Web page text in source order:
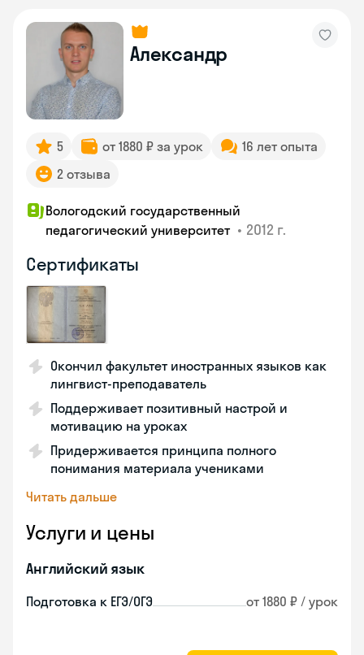
Александр
5 от 1880 ₽ за урок
16 лет опыта
2 отзыва
Вологодский государственный
педагогический университет • 2012 г.
Сертификаты
Окончил факультет иностранных языков как
лингвист-преподаватель
Поддерживает позитивный настрой и
мотивацию на уроках
Придерживается принципа полного
понимания материала учениками
Читать дальше
Услуги и цены
Английский язык
Подготовка к ЕГЭ/ОГЭ от 1880 ₽ / урок